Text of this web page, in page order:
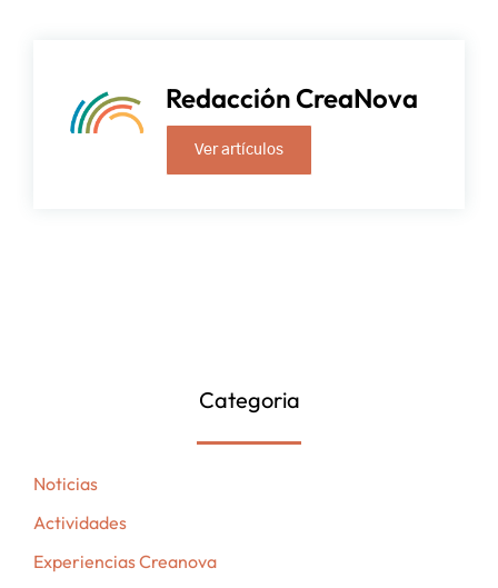
Redacción CreaNova
Ver artículos
Categoria
Noticias
Actividades
Experiencias Creanova